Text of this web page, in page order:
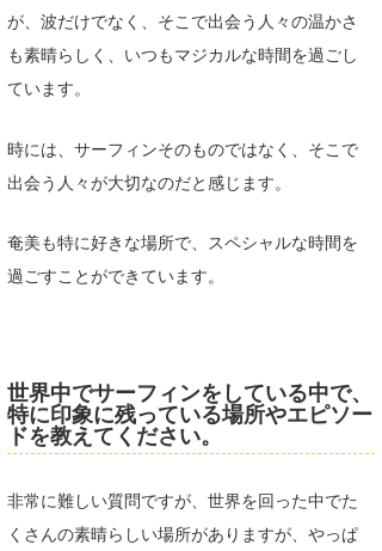
が、波だけでなく、そこで出会う人々の温かさ
も素晴らしく、いつもマジカルな時間を過ごし
ています。
時には、サーフィンそのものではなく、そこで
出会う人々が大切なのだと感じます。
奄美も特に好きな場所で、スペシャルな時間を
過ごすことができています。
世界中でサーフィンをしている中で、
特に印象に残っている場所やエピソー
ドを教えてください。
非常に難しい質問ですが、世界を回った中でた
くさんの素晴らしい場所がありますが、やっぱ